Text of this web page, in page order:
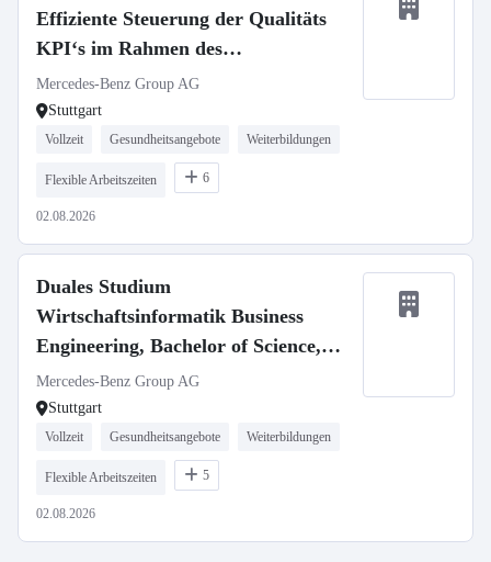
Effiziente Steuerung der Qualitäts
KPI‘s im Rahmen des
Shopfloormanagement
Mercedes-Benz Group AG
Stuttgart
Vollzeit Gesundheitsangebote Weiterbildungen
Flexible Arbeitszeiten 6
02.08.2026
Duales Studium
Wirtschaftsinformatik Business
Engineering, Bachelor of Science,
Mercedes-Benz Customer Solutions
GmbH, Stuttgart Vaihingen,
Studienbeginn 1. Oktober 2027
Mercedes-Benz Group AG
Stuttgart
Vollzeit Gesundheitsangebote Weiterbildungen
Flexible Arbeitszeiten 5
02.08.2026